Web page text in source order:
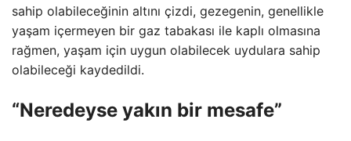
sahip olabileceğinin altını çizdi, gezegenin, genellikle
yaşam içermeyen bir gaz tabakası ile kaplı olmasına
rağmen, yaşam için uygun olabilecek uydulara sahip
olabileceği kaydedildi.
“Neredeyse yakın bir mesafe”